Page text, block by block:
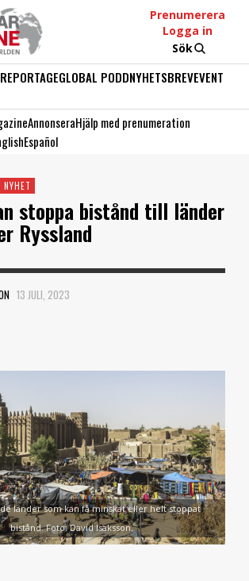
Prenumerera
Logga in
Sök
REPORTAGEGLOBAL PODDNYHETSBREVEVENT
AnnonseraHjälp med prenumeration
Español
NYHET
stoppa bistånd till länder
Ryssland
13 JULI, 2023
länder som kan få minskat eller helt stoppat
bistånd. Foto: David Isaksson.